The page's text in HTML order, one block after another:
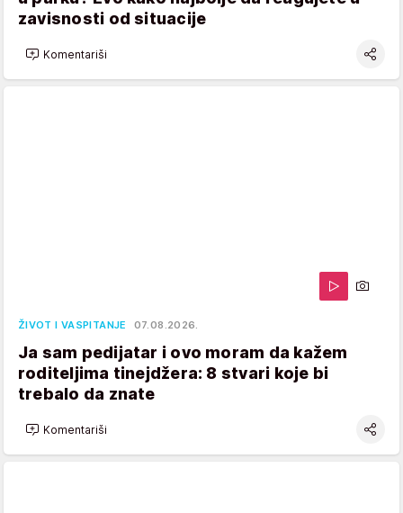
zavisnosti od situacije
Komentariši
ŽIVOT I VASPITANJE 07.08.2026.
Ja sam pedijatar i ovo moram da kažem
roditeljima tinejdžera: 8 stvari koje bi
trebalo da znate
Komentariši